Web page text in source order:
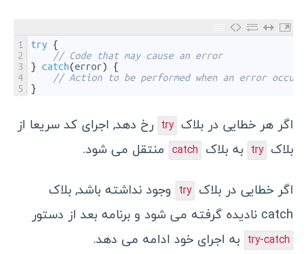
1
2
3
4
5
try {
// Code that may cause an error
} catch(error)
{
// Action to be performed when an error occurs
}
اگر هر خطایی در بلاک try رخ دهد, اجرای کد سریعا از
بلاک try به بلاک catch منتقل می شود.
اگر خطایی در بلاک try وجود نداشته باشد, بلاک
catch نادیده گرفته می شود و برنامه بعد از دستور
try-catch به اجرای خود ادامه می دهد.